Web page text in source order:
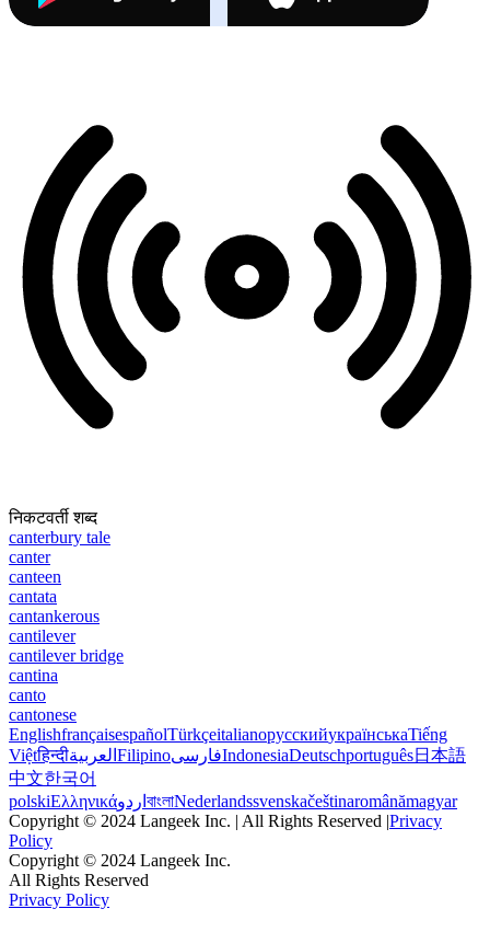
निकटवर्ती शब्द
canterbury tale
canter
canteen
cantata
cantankerous
cantilever
cantilever bridge
cantina
canto
cantonese
EnglishfrançaisespañolTürkçeitalianoрусскийукраїнськаTiếng
Việtहिन्दीالعربية FilipinoفارسیIndonesiaDeutschportuguês日本語
中文한국어
polskiΕλληνικάاردو বাংলাNederlandssvenskačeštinaromânămagyar
Copyright © 2024 Langeek Inc. | All Rights Reserved |Privacy
Policy
Copyright © 2024 Langeek Inc.
All Rights Reserved
Privacy Policy